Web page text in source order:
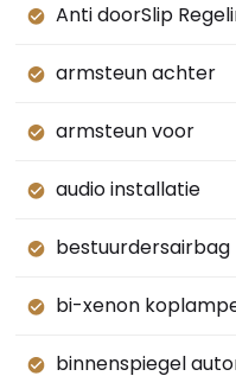
Anti doorSlip
armsteun achter
armsteun voor
audio installatie
bestuurdersairbag
bi-xenon
binnenspiegel